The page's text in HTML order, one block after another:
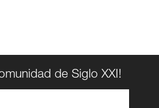
de Siglo XXI!